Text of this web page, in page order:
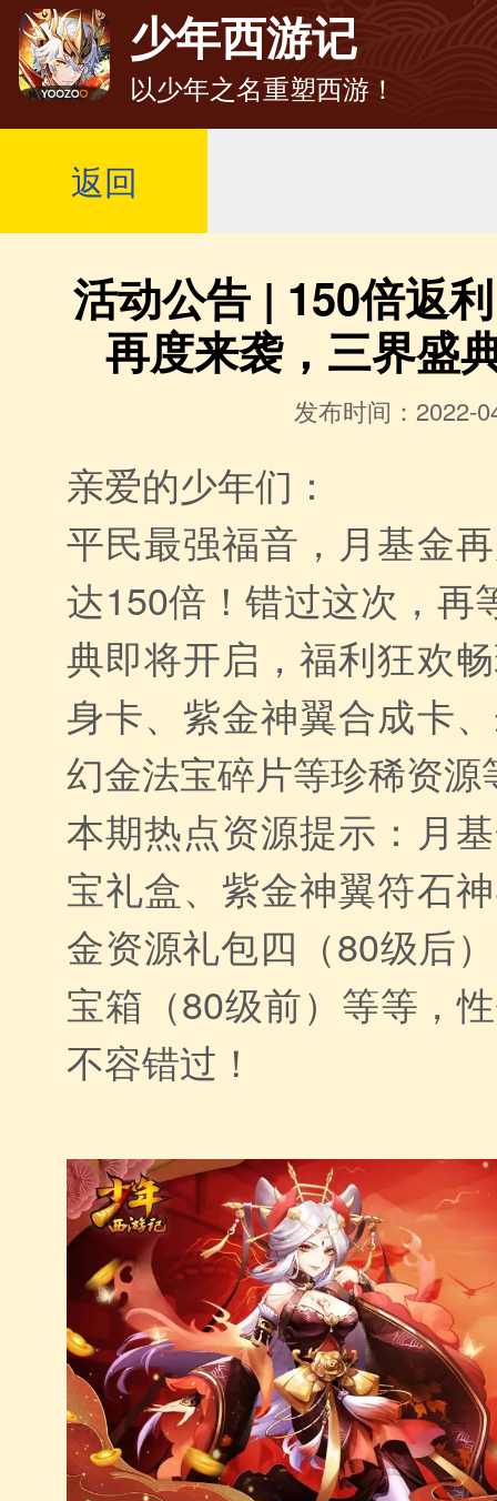
少年西游记
以少年之名重塑西游！
返回
活动公告 | 150倍返
再度来袭，三界盛
发布时间：2022-
亲爱的少年们：
平民最强福音，月基金
达150倍！错过这次，再
典即将开启，福利狂欢
身卡、紫金神翼合成卡
幻金法宝碎片等珍稀资源
本期热点资源提示：月
宝礼盒、紫金神翼符石
金资源礼包四（80级后
宝箱（80级前）等等，
不容错过！